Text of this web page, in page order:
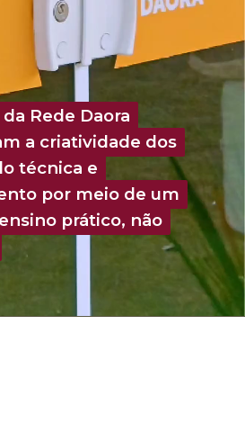
Rede Daora
a criatividade dos
técnica e
por meio de um
prático, não
Rede Daora
a criatividade dos
técnica e
por meio de um
prático, não